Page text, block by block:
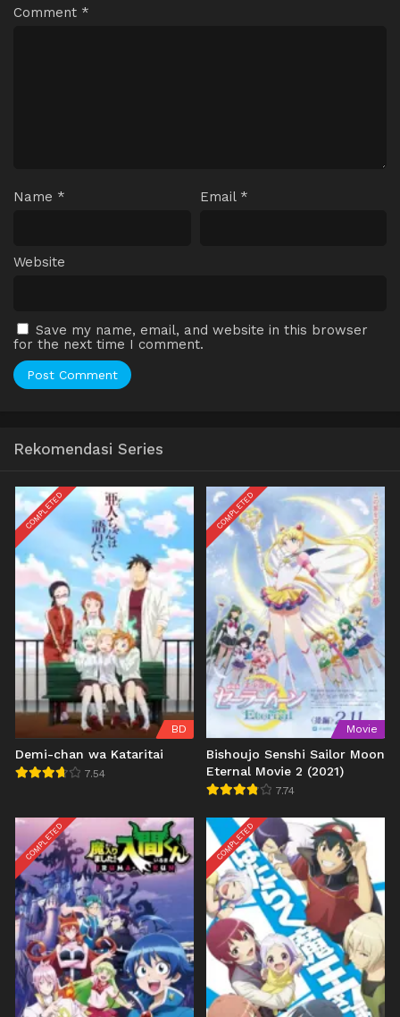
Comment *
Name * Email *
Website
Save my name, email, and website in this browser
for the next time I comment.
Rekomendasi Series
COMPLETED
BD
Demi-chan wa Kataritai
7.54
COMPLETED
Movie
Bishoujo Senshi Sailor Moon
Eternal Movie 2 (2021)
7.74
COMPLETED COMPLETED